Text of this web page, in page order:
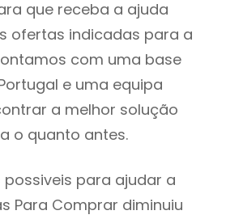
que receba a ajuda
ofertas indicadas para a
com uma base
e uma equipa
a melhor solução
o quanto antes.
para ajudar a
Para Comprar diminuiu